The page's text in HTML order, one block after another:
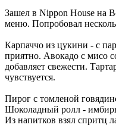
Зашел в Nippon House на
меню. Попробовал
Карпаччо из цукини - с
приятно. Авокадо с мисо
добавляет свежести.
чувствуется.
Пирог с томленой
Шоколадный ролл -
Из напитков взял спритц